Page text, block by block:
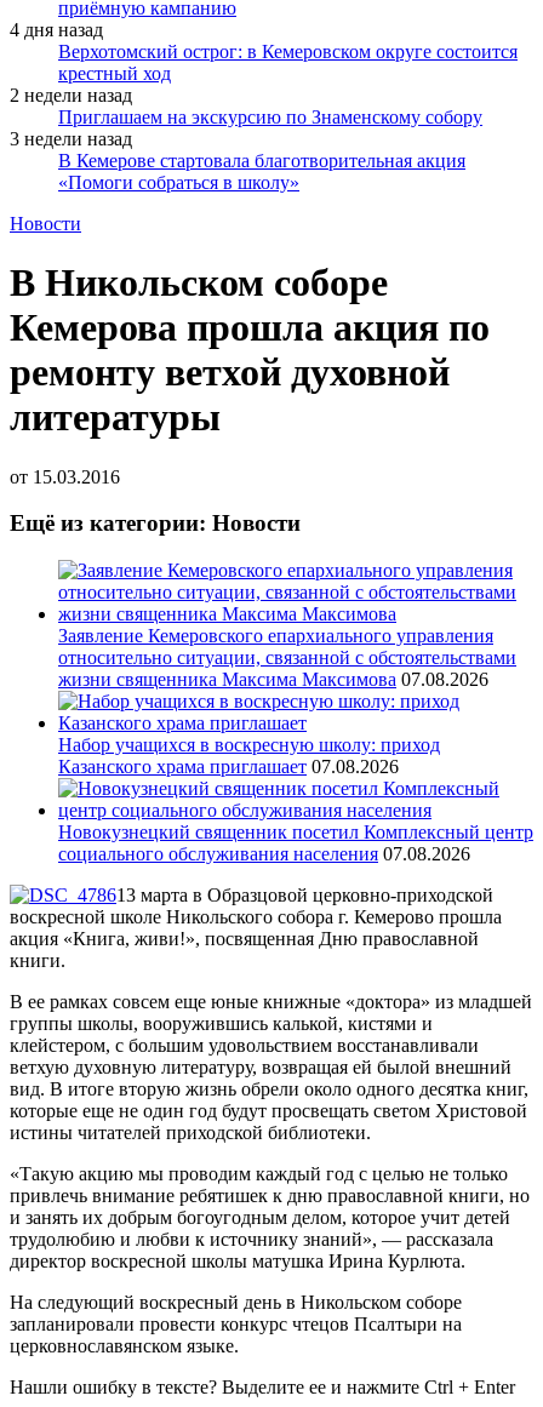
приёмную кампанию
4 дня назад
Верхотомский острог: в Кемеровском округе состоится
крестный ход
2 недели назад
Приглашаем на экскурсию по Знаменскому собору
3 недели назад
В Кемерове стартовала благотворительная акция
«Помоги собраться в школу»
Новости
В Никольском соборе
Кемерова прошла акция по
ремонту ветхой духовной
литературы
от 15.03.2016
Ещё из категории: Новости
Заявление Кемеровского епархиального управления
относительно ситуации, связанной с обстоятельствами
жизни священника Максима Максимова 07.08.2026
Набор учащихся в воскресную школу: приход
Казанского храма приглашает 07.08.2026
Новокузнецкий священник посетил Комплексный центр
социального обслуживания населения 07.08.2026
13 марта в Образцовой церковно-приходской
воскресной школе Никольского собора г. Кемерово прошла
акция «Книга, живи!», посвященная Дню православной
книги.
В ее рамках совсем еще юные книжные «доктора» из младшей
группы школы, вооружившись калькой, кистями и
клейстером, с большим удовольствием восстанавливали
ветхую духовную литературу, возвращая ей былой внешний
вид. В итоге вторую жизнь обрели около одного десятка книг,
которые еще не один год будут просвещать светом Христовой
истины читателей приходской библиотеки.
«Такую акцию мы проводим каждый год с целью не только
привлечь внимание ребятишек к дню православной книги, но
и занять их добрым богоугодным делом, которое учит детей
трудолюбию и любви к источнику знаний», — рассказала
директор воскресной школы матушка Ирина Курлюта.
На следующий воскресный день в Никольском соборе
запланировали провести конкурс чтецов Псалтыри на
церковнославянском языке.
Нашли ошибку в тексте? Выделите ее и нажмите Ctrl + Enter